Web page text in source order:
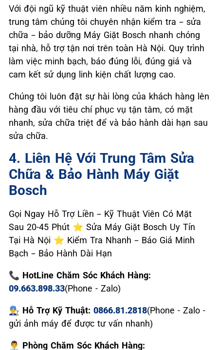
Với đội ngũ kỹ thuật viên nhiều năm kinh nghiệm,
trung tâm chúng tôi chuyên nhận kiểm tra – sửa
chữa – bảo dưỡng Máy Giặt Bosch nhanh chóng
tại nhà, hỗ trợ tận nơi trên toàn Hà Nội. Quy trình
làm việc minh bạch, báo đúng lỗi, đúng giá và
cam kết sử dụng linh kiện chất lượng cao.
Chúng tôi luôn đặt sự hài lòng của khách hàng lên
hàng đầu với tiêu chí phục vụ tận tâm, có mặt
nhanh, sửa chữa triệt để và bảo hành dài hạn sau
sửa chữa.
4. Liên Hệ Với Trung Tâm Sửa
Chữa & Bảo Hành Máy Giặt
Bosch
Gọi Ngay Hỗ Trợ Liền – Kỹ Thuật Viên Có Mặt
Sau 20-45 Phút ⭐ Sửa Máy Giặt Bosch Uy Tín
Tại Hà Nội ⭐ Kiểm Tra Nhanh – Báo Giá Minh
Bạch – Bảo Hành Dài Hạn
📞 HotLine Chăm Sóc Khách Hàng:
09.663.898.33(Phone - Zalo)
👨‍🔧 Hỗ Trợ Kỹ Thuật: 0866.81.2818(Phone - Zalo -
gửi ảnh máy để được tư vấn nhanh)
👨‍💼 Phòng Chăm Sóc Khách Hàng: